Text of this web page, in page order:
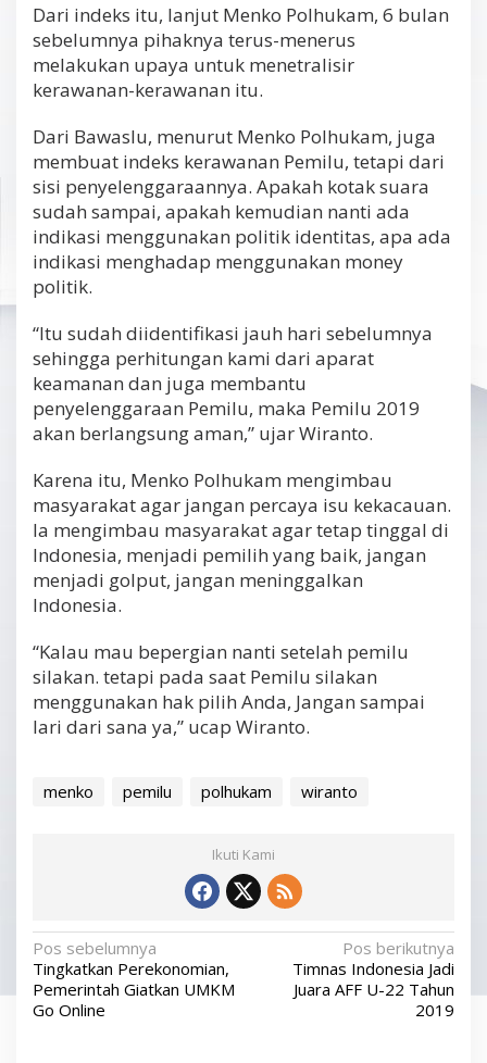
Dari indeks itu, lanjut Menko Polhukam, 6 bulan
sebelumnya pihaknya terus-menerus
melakukan upaya untuk menetralisir
kerawanan-kerawanan itu.
Dari Bawaslu, menurut Menko Polhukam, juga
membuat indeks kerawanan Pemilu, tetapi dari
sisi penyelenggaraannya. Apakah kotak suara
sudah sampai, apakah kemudian nanti ada
indikasi menggunakan politik identitas, apa ada
indikasi menghadap menggunakan money
politik.
“Itu sudah diidentifikasi jauh hari sebelumnya
sehingga perhitungan kami dari aparat
keamanan dan juga membantu
penyelenggaraan Pemilu, maka Pemilu 2019
akan berlangsung aman,” ujar Wiranto.
Karena itu, Menko Polhukam mengimbau
masyarakat agar jangan percaya isu kekacauan.
Ia mengimbau masyarakat agar tetap tinggal di
Indonesia, menjadi pemilih yang baik, jangan
menjadi golput, jangan meninggalkan
Indonesia.
“Kalau mau bepergian nanti setelah pemilu
silakan. tetapi pada saat Pemilu silakan
menggunakan hak pilih Anda, Jangan sampai
lari dari sana ya,” ucap Wiranto.
menko pemilu polhukam wiranto
Ikuti Kami
N
a
v
Pos sebelumnya
Tingkatkan Perekonomian,
Pemerintah Giatkan UMKM
Go Online
Pos berikutnya
Timnas Indonesia Jadi
Juara AFF U-22 Tahun
2019